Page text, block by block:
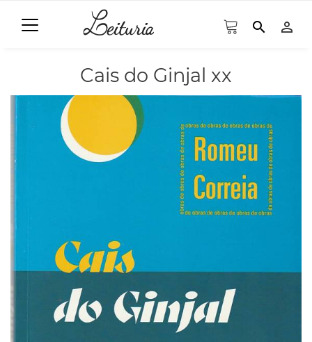
search person_outline
Cais do Ginjal xx